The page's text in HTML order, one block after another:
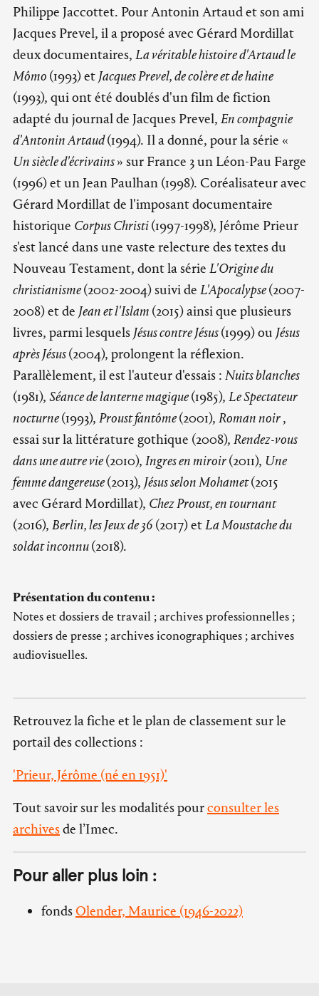
Philippe Jaccottet. Pour Antonin Artaud et son ami
Jacques Prevel, il a proposé avec Gérard Mordillat
deux documentaires, La véritable histoire d'Artaud le
Mômo (1993) et Jacques Prevel, de colère et de haine
(1993), qui ont été doublés d'un film de fiction
adapté du journal de Jacques Prevel, En compagnie
d'Antonin Artaud(1994). Il a donné, pour la série «
Un siècle d'écrivains» sur France 3 un Léon-Pau Farge
(1996) et un Jean Paulhan (1998). Coréalisateur avec
Gérard Mordillat de l'imposant documentaire
historique Corpus Christi(1997-1998), Jérôme Prieur
s'est lancé dans une vaste relecture des textes du
Nouveau Testament, dont la série L'Origine du
christianisme(2002-2004) suivi de L'Apocalypse(2007-
2008) et de Jean et l'Islam (2015) ainsi que plusieurs
livres, parmi lesquels Jésus contre Jésus(1999) ou Jésus
après Jésus(2004), prolongent la réflexion.
Parallèlement, il est l'auteur d'essais : Nuits blanches
(1981), Séance de lanterne magique(1985), Le Spectateur
nocturne(1993), Proust fantôme(2001), Roman noir,
essai sur la littérature gothique (2008), Rendez-vous
dans une autre vie(2010), Ingres en miroir(2011), Une
femme dangereuse(2013), Jésus selon Mohamet(2015
avec Gérard Mordillat), Chez Proust, en tournant
(2016), Berlin, les Jeux de 36(2017) etLa Moustache du
soldat inconnu(2018).
Présentation du contenu :
Notes et dossiers de travail ; archives professionnelles ;
dossiers de presse ; archives iconographiques ; archives
audiovisuelles.
Retrouvez la fiche et le plan de classement sur le
portail des collections :
'Prieur, Jérôme (né en 1951)'
Tout savoir sur les modalités pourconsulter les
archivesde l’Imec.
Pour aller plus loin :
fonds Olender, Maurice (1946-2022)